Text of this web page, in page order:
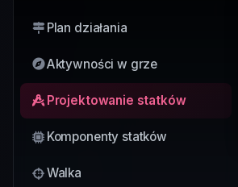
Plan działania
Aktywności w grze
Projektowanie statków
Komponenty statków
Walka